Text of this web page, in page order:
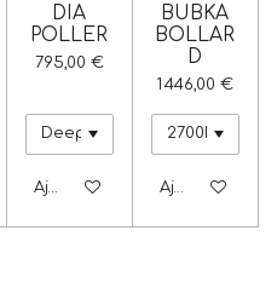
DIA
POLLER
795,00 €
Ajouter au panier
BUBKA
BOLLAR
D
1 446,00 €
Ajouter au